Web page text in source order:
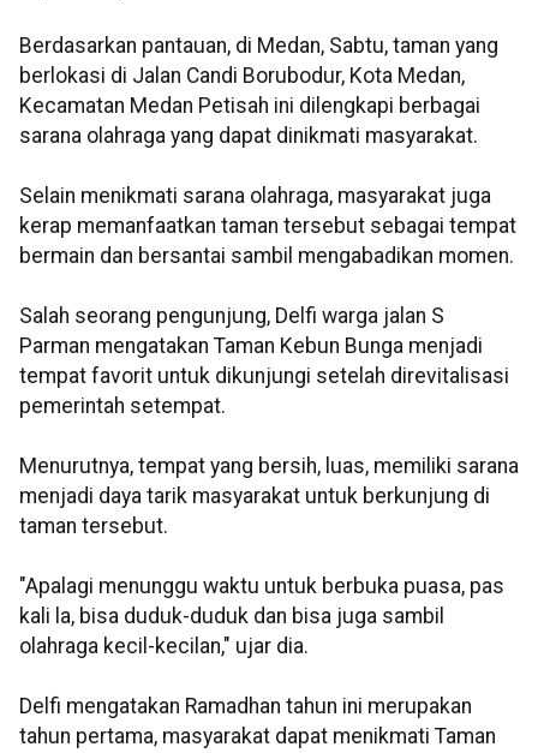
Berdasarkan pantauan, di Medan, Sabtu, taman yang
berlokasi di Jalan Candi Borubodur, Kota Medan,
Kecamatan Medan Petisah ini dilengkapi berbagai
sarana olahraga yang dapat dinikmati masyarakat.
Selain menikmati sarana olahraga, masyarakat juga
kerap memanfaatkan taman tersebut sebagai tempat
bermain dan bersantai sambil mengabadikan momen.
Salah seorang pengunjung, Delfi warga jalan S
Parman mengatakan Taman Kebun Bunga menjadi
tempat favorit untuk dikunjungi setelah direvitalisasi
pemerintah setempat.
Menurutnya, tempat yang bersih, luas, memiliki sarana
menjadi daya tarik masyarakat untuk berkunjung di
taman tersebut.
"Apalagi menunggu waktu untuk berbuka puasa, pas
kali la, bisa duduk-duduk dan bisa juga sambil
olahraga kecil-kecilan," ujar dia.
Delfi mengatakan Ramadhan tahun ini merupakan
tahun pertama, masyarakat dapat menikmati Taman